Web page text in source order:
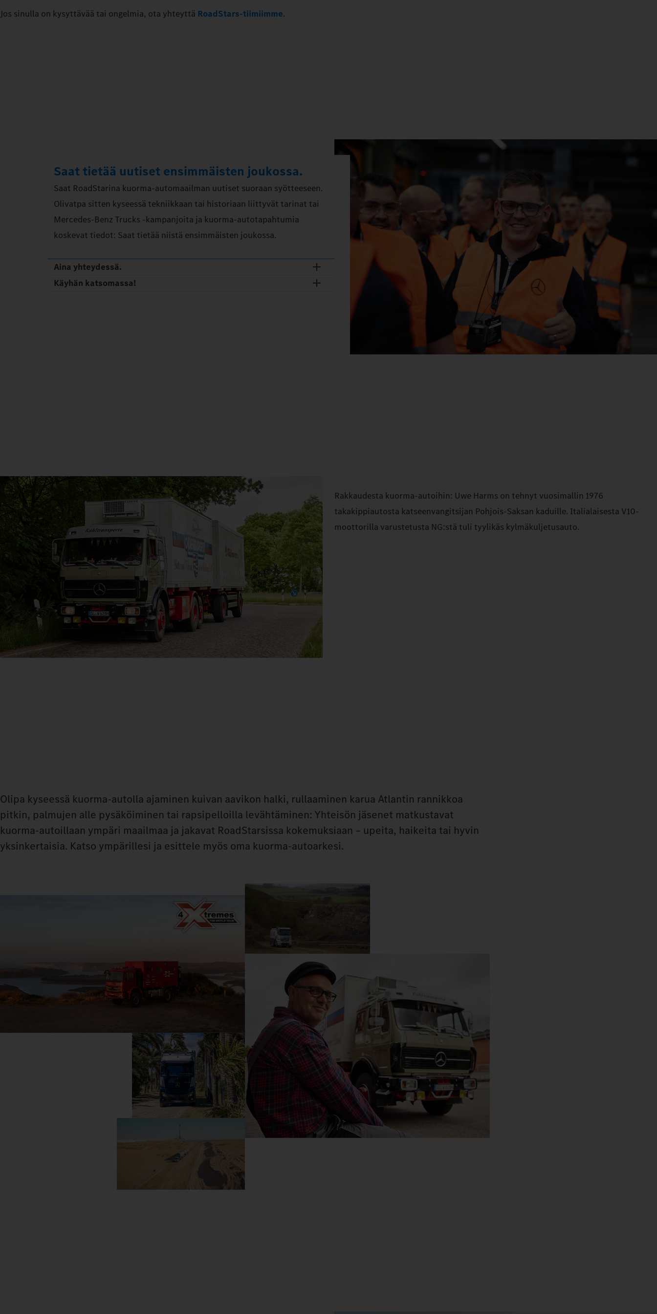
Jos sinulla on kysyttävää tai ongelmia, ota yhteyttä RoadStars-tiimiimme.
Saat tietää uutiset ensimmäisten joukossa.
Saat RoadStarina kuorma-automaailman uutiset suoraan syötteeseen.
Olivatpa sitten kyseessä tekniikkaan tai historiaan liittyvät tarinat tai
Mercedes‑Benz Trucks -kampanjoita ja kuorma-autotapahtumia
koskevat tiedot: Saat tietää niistä ensimmäisten joukossa.
Aina yhteydessä.
Käyhän katsomassa!
Rakkaudesta kuorma-autoihin: Uwe Harms on tehnyt vuosimallin 1976
takakippiautosta katseenvangitsijan Pohjois-Saksan kaduille. Italialaisesta V10-
moottorilla varustetusta NG:stä tuli tyylikäs kylmäkuljetusauto.
Olipa kyseessä kuorma-autolla ajaminen kuivan aavikon halki, rullaaminen karua Atlantin rannikkoa
pitkin, palmujen alle pysäköiminen tai rapsipelloilla levähtäminen: Yhteisön jäsenet matkustavat
kuorma-autoillaan ympäri maailmaa ja jakavat RoadStarsissa kokemuksiaan – upeita, haikeita tai hyvin
yksinkertaisia. Katso ympärillesi ja esittele myös oma kuorma-autoarkesi.